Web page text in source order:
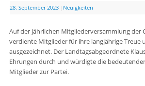
28. September 2023 Neuigkeiten
Auf der jährlichen Mitgliederversammlung der
verdiente Mitglieder für ihre langjährige Treue
ausgezeichnet. Der Landtagsabgeordnete
Ehrungen durch und würdigte die
Mitglieder zur Partei.